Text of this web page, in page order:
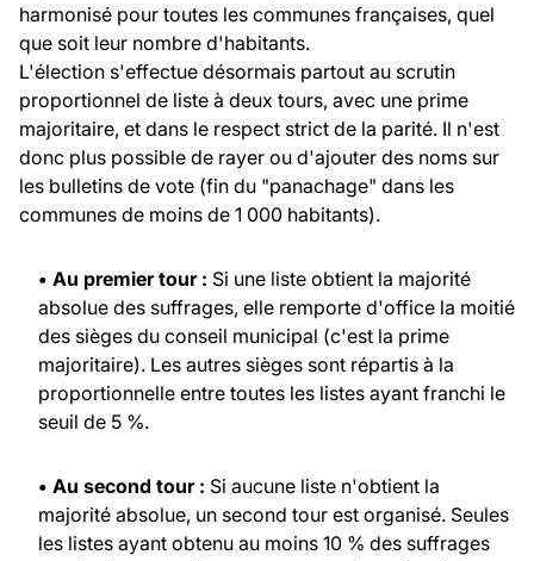
harmonisé pour toutes les communes françaises, quel
que soit leur nombre d'habitants.
L'élection s'effectue désormais partout au scrutin
proportionnel de liste à deux tours, avec une prime
majoritaire, et dans le respect strict de la parité. Il n'est
donc plus possible de rayer ou d'ajouter des noms sur
les bulletins de vote (fin du "panachage" dans les
communes de moins de 1 000 habitants).
• Au premier tour : Si une liste obtient la majorité
absolue des suffrages, elle remporte d'office la moitié
des sièges du conseil municipal (c'est la prime
majoritaire). Les autres sièges sont répartis à la
proportionnelle entre toutes les listes ayant franchi le
seuil de 5 %.
• Au second tour : Si aucune liste n'obtient la
majorité absolue, un second tour est organisé. Seules
les listes ayant obtenu au moins 10 % des suffrages